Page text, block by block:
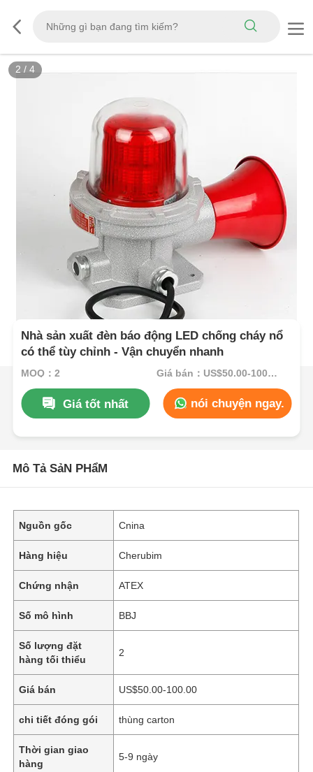
2 / 4
Nhà sản xuất đèn báo động LED chống cháy nổ
có thể tùy chỉnh - Vận chuyển nhanh
MOQ：2 Giá bán：US$50.00-100.00
Giá tốt nhất nói chuyện ngay.
Mô Tả SảN PHẩM
Nguồn gốc Cnina
Hàng hiệu Cherubim
Chứng nhận ATEX
Số mô hình BBJ
Số lượng đặt
hàng tối thiểu
2
Giá bán US$50.00-100.00
chi tiết đóng gói thùng carton
Thời gian giao
hàng
5-9 ngày